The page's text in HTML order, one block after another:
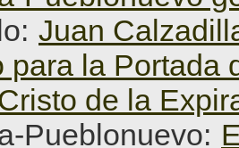
Juan
para la Portada
de la
Pueblonuevo: